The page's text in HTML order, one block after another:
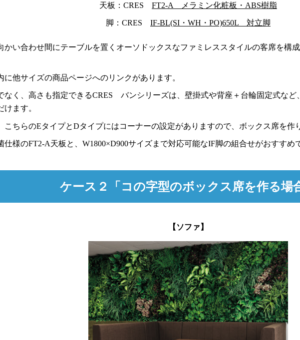
天板：CRES FT2-A メラミン化粧板・ABS樹脂
脚：CRES IF-BL(SI・WH・PO)650L 対立脚
かい合わせ間にテーブルを置くオーソドックスなファミレススタイルの客席を構
に他サイズの商品ページへのリンクがあります。
なく、高さも指定できるCRES バンシリーズは、壁掛式や背座＋台輪固定式な
けます。
こちらのEタイプとDタイプにはコーナーの設定がありますので、ボックス席を作
仕様のFT2-A天板と、W1800×D900サイズまで対応可能なIF脚の組合せがおすすめ
ケース２「コの字型のボックス席を作る場
【ソファ】